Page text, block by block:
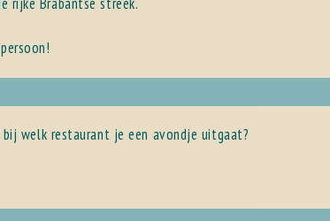
welk restaurant je een avondje uitgaat?